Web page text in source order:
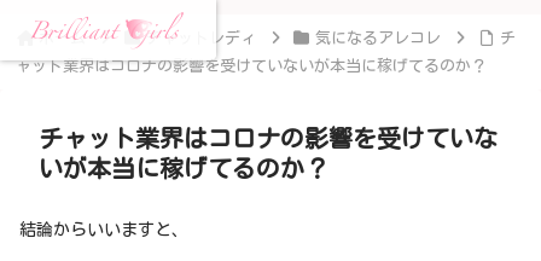
ホーム チャットレディ 気になるアレコレ
チ
ャット業界はコロナの影響を受けていないが本当に稼げてるのか？
チャット業界はコロナの影響を受けていな
いが本当に稼げてるのか？
結論からいいますと、